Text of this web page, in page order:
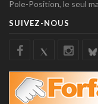
Pole-Position, le seul
SUIVEZ-NOUS